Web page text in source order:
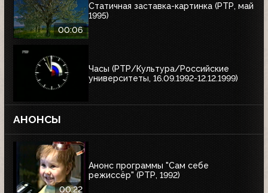
00:06
Статичная заставка-картинка (РТР, май
1995)
Часы (РТР/Культура/Российские
университеты, 16.09.1992-12.12.1999)
АНОНСЫ
00:22
Анонс программы "Сам себе
режиссёр" (РТР, 1992)